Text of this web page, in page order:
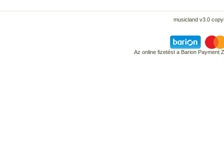
musicland v3.0
Az online fizetést a Barion Payment